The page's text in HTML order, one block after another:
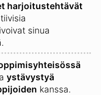
harjoitustehtävät
sinua
ystävystyä
kanssa.